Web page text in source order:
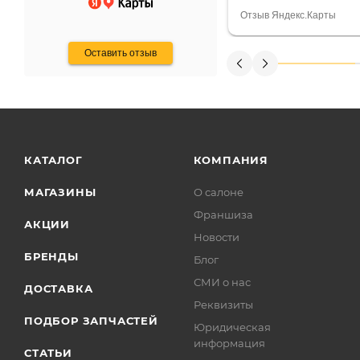
Оставить отзыв
Считаю, что это
Отзыв Яндекс.Карты
КАТАЛОГ
МАГАЗИНЫ
АКЦИИ
БРЕНДЫ
ДОСТАВКА
ПОДБОР ЗАПЧАСТЕЙ
СТАТЬИ
КОМПАНИЯ
О салоне
Франшиза
Новости
Блог
СМИ о нас
Реквизиты
Юридическая
информация